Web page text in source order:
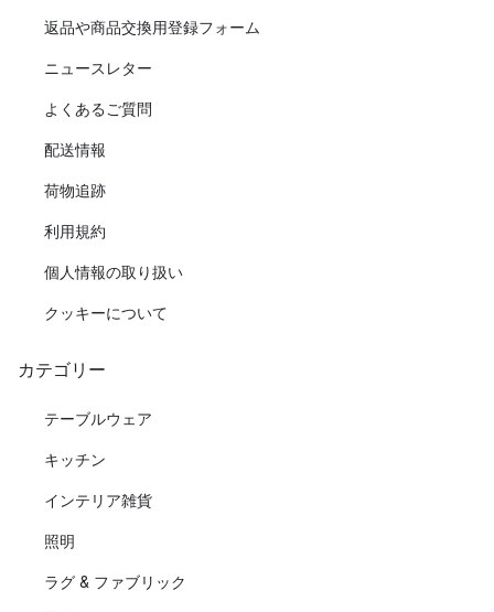
返品や商品交換用登録フォーム
ニュースレター
よくあるご質問
配送情報
荷物追跡
利用規約
個人情報の取り扱い
クッキーについて
カテゴリー
テーブルウェア
キッチン
インテリア雑貨
照明
ラグ & ファブリック